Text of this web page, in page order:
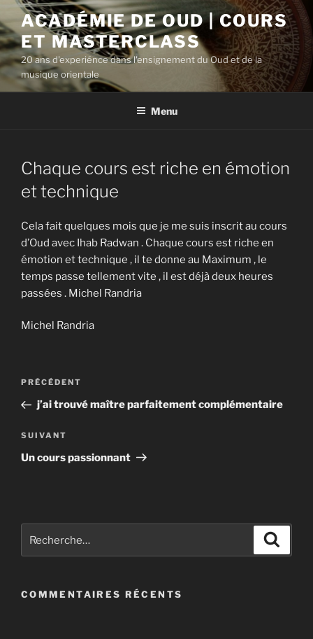
Aller
au
contenu
principal
ACADÉMIE DE OUD | COURS
ET MASTERCLASS
20 ans d'experiénce dans l'ensignement du Oud et de la
musique orientale
Menu
Chaque cours est riche en émotion
et technique
Cela fait quelques mois que je me suis inscrit au cours
d’Oud avec Ihab Radwan . Chaque cours est riche en
émotion et technique , il te donne au Maximum , le
temps passe tellement vite , il est déjà deux heures
passées . Michel Randria
Michel Randria
Navigation
l’article
Article
précédent
PRÉCÉDENT
j’ai trouvé maître parfaitement complémentaire
Article
suivant
SUIVANT
Un cours passionnant
pour
COMMENTAIRES RÉCENTS